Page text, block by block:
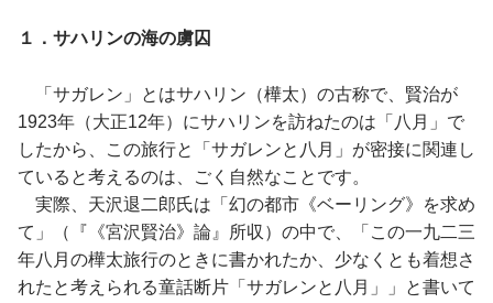
１．サハリンの海の虜囚
「サガレン」とはサハリン（樺太）の古称で、賢治が
1923年（大正12年）にサハリンを訪ねたのは「八月」で
したから、この旅行と「サガレンと八月」が密接に関連し
ていると考えるのは、ごく自然なことです。
実際、天沢退二郎氏は「幻の都市《ベーリング》を求め
て」（『《宮沢賢治》論』所収）の中で、「この一九二三
年八月の樺太旅行のときに書かれたか、少なくとも着想さ
れたと考えられる童話断片「サガレンと八月」」と書いて